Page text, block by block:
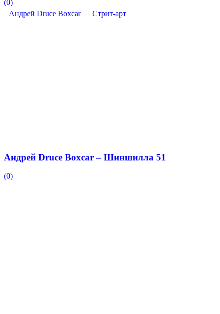
(0)
Андрей Druce Boxcar
Стрит-арт
Андрей Druce Boxcar – Шиншилла 51
(0)